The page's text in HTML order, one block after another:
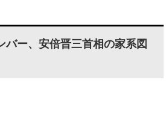
バー、安倍晋三首相の家系図